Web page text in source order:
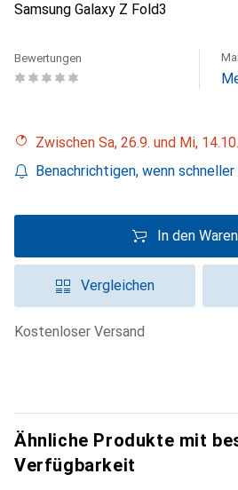
Samsung Galaxy Z Fold3
Bewertungen
Zwischen Sa, 26.9. und Mi,
Benachrichtigen, wenn
In den
Vergleichen
kostenloser Versand
Ähnliche Produkte mit
Verfügbarkeit